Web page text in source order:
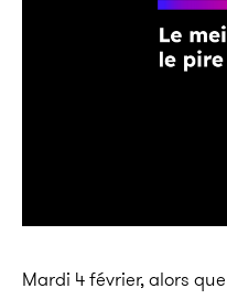
Mardi 4 février, alors